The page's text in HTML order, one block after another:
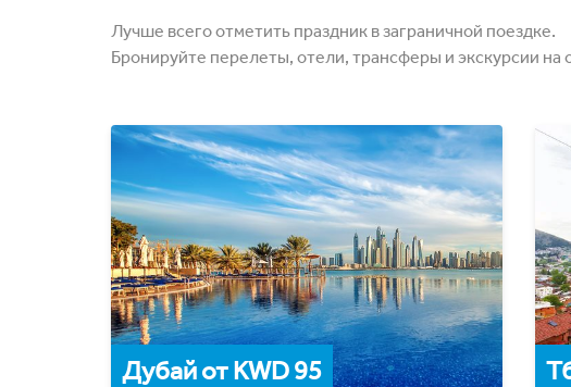
Лучше всего отметить праздник в заграничной поездке.
Бронируйте перелеты, отели, трансферы и экскурсии
Дубай от KWD 95